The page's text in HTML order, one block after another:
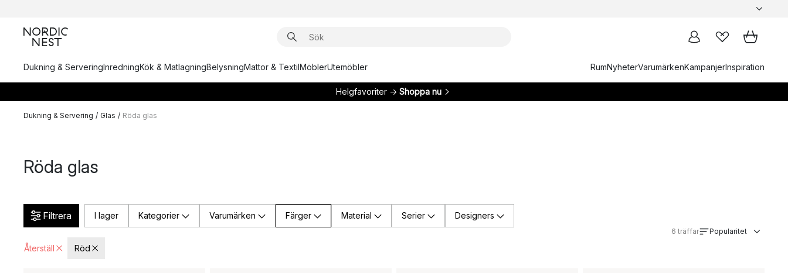
Dukning & ServeringInredningKök & MatlagningBelysningMattor & TextilMöblerUtemöbler RumNyheterVarumärkenKampanjerInspiration
Helgfavoriter → Shoppa nu
Dukning & Servering / Glas / Röda glas
Röda glas
Filtrera I lager Kategorier Varumärken Färger Material Serier Designers
Återställ Röd
6 träffar Popularitet